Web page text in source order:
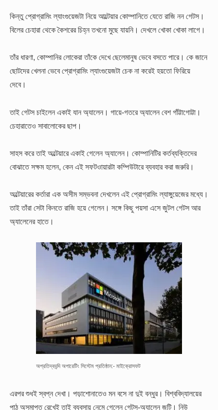
কিন্তু প্রোগ্রামিং ল্যাংগুয়েজটা নিয়ে আল্টেয়ার কোম্পানিতে যেতে রাজি নন গেটস।
বিলের চেহারা থেকে কৈশরের চিহ্ন তখনো মুছে যায়নি। দেখলে খোকা খোকা লাগে।
তাঁর ধারণা, কোম্পানির লোকেরা তাঁকে দেখে ছেলেমানুষ ভেবে বসতে পারে। কে জানে
ছোটদের খেলনা ভেবে প্রোগ্রামিং ল্যাংগুয়েজটা চেক না করেই হয়তো ফিরিয়ে
দেবে।
তাই গেটস চাইলেন একাই যান অ্যালেন। গায়ে-গতরে অ্যালেন বেশ গাঁট্টাগোট্টা।
চেহারাতেও সাবালোকের ছাপ।
সাহস করে তাই অল্টেয়ারে একাই গেলেন অ্যালেন। কোম্পানিটির কর্তব্যক্তিদের
বোঝাতে সক্ষম হলেন, কেন এই সফটওায়ারটা কম্পিউটারে ব্যবহার করা জরুরি।
অল্টেয়ারের কর্তারা এক অসীম সম্ভবনা দেখলেন এই প্রোগ্রামিং ল্যাঙ্গুয়েজের মধ্যে।
তাই তাঁরা সেটা কিনতে রাজি হয়ে গেলেন। সঙ্গে কিছু পয়সা এসে জুটল গেটস আর
অ্যালেনের হাতে।
অপ্রতিদ্বদন্দি অপারেটিং সিস্টেম প্রতিষ্ঠান:- মাইক্রোসফট
এরপর শুধই স্বপ্ন দেখা। পড়াশোনাতেও মন বসে না দুই বন্ধুর। বিশ্ববিদ্যালয়ের
পাঠ অসমাপ্ত রেখেই তাই ব্যবসায় নেমে গেলেন গেটস-অ্যালেন জুটি। নিউ